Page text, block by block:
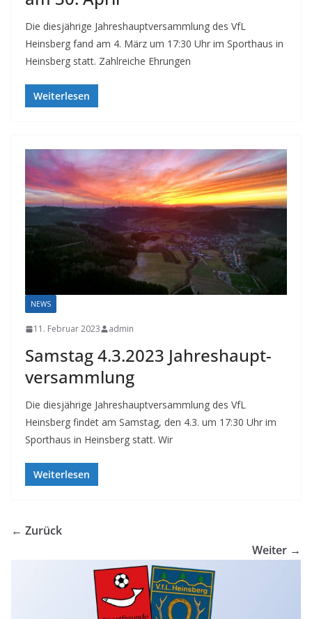
Die diesjährige Jahreshauptversammlung des VfL
Heinsberg fand am 4. März um 17:30 Uhr im Sporthaus in
Heinsberg statt. Zahlreiche Ehrungen
Weiterlesen
NEWS
11. Februar 2023 admin
Samstag 4.3.2023 Jahreshaupt­
versammlung
Die diesjährige Jahreshauptversammlung des VfL
Heinsberg findet am Samstag, den 4.3. um 17:30 Uhr im
Sporthaus in Heinsberg statt. Wir
Weiterlesen
← Zurück
Weiter →